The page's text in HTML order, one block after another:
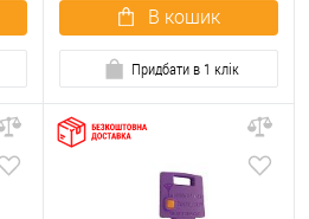
В кошик
Придбати в 1 клік